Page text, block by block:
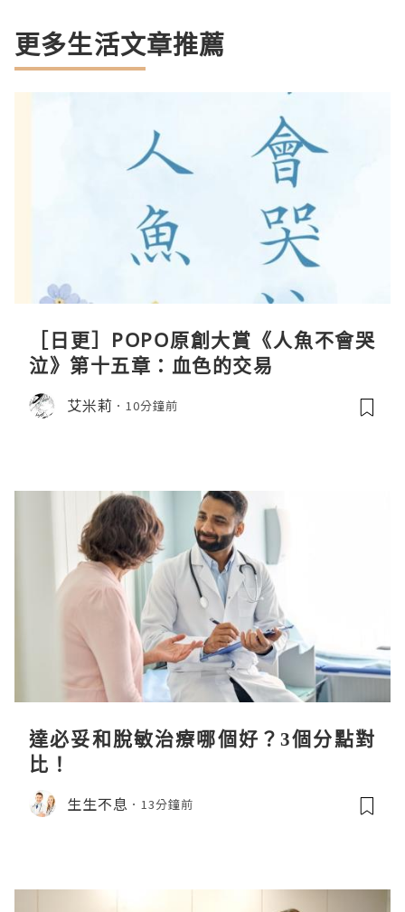
更多生活文章推薦
［日更］POPO原創大賞《人魚不會哭
泣》第十五章：血色的交易
艾米莉 10分鐘前
達必妥和脫敏治療哪個好？3個分點對
比！
生生不息 13分鐘前